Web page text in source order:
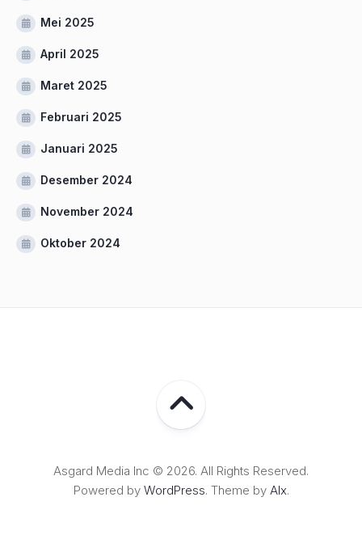
Mei 2025
April 2025
Maret 2025
Februari 2025
Januari 2025
Desember 2024
November 2024
Oktober 2024
Asgard Media Inc © 2026. All Rights Reserved.
Powered by WordPress. Theme by Alx.